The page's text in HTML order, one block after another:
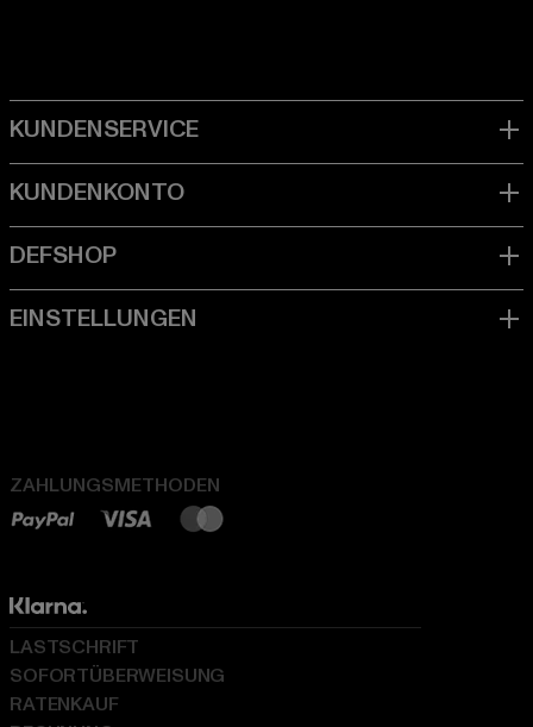
ZAHLUNGSMETHODEN
LASTSCHRIFT
SOFORTÜBERWEISUNG
RATENKAUF